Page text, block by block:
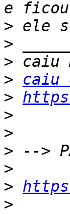
>
>
>
>
caiu
>
>
>
>
>
>
>